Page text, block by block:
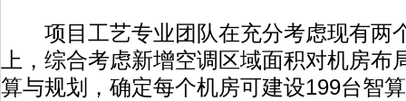
项目工艺专业团队在充分考虑现有两
上，综合考虑新增空调区域面积对机房
算与规划，确定每个机房可建设199台智